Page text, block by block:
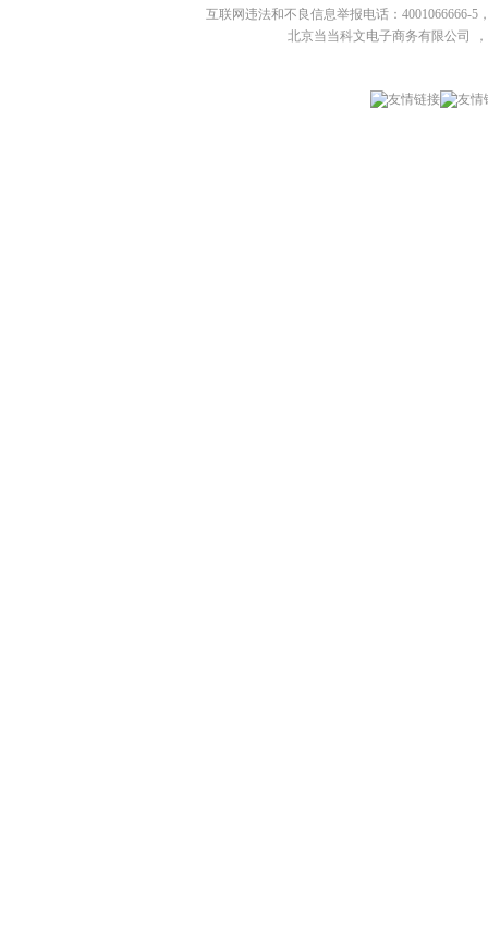
互联网违法和不良信息举报电话：4001066666-5
北京当当科文电子商务有限公司